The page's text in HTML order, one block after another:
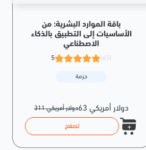
باقة الموارد البشرية: من
الأساسيات إلى التطبيق بالذكاء
الاصطناعي
5 (65)
حزمة
311 دولار أمريكي 63 دولار أمريكي
تصفح